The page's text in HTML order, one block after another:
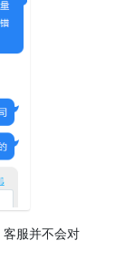
服并不会对